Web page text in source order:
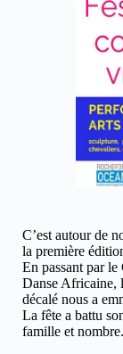
C’est autour de
la première
En passant par
Danse Africaine,
décalé nous a
La fête a battu
famille et nombre.